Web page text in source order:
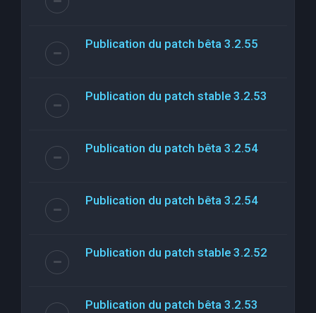
Publication du patch bêta 3.2.55
Publication du patch stable 3.2.53
Publication du patch bêta 3.2.54
Publication du patch bêta 3.2.54
Publication du patch stable 3.2.52
Publication du patch bêta 3.2.53